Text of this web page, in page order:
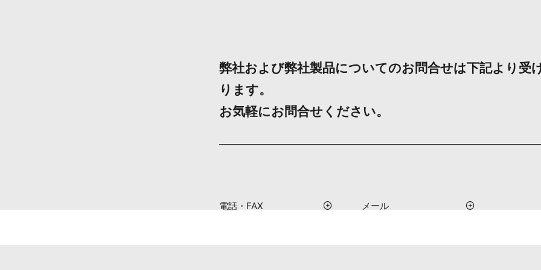
弊社および弊社製品についてのお問合せは下記より受
ります。
お気軽にお問合せください。
電話・FAX メール